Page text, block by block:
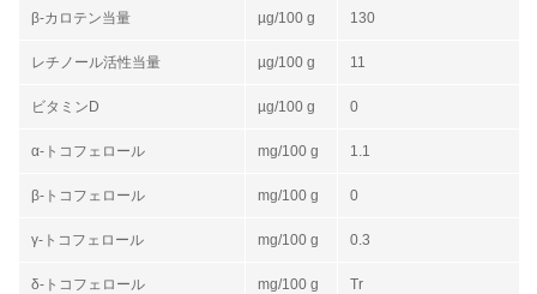
β-カロテン当量 µg/100 g 130
レチノール活性当量 µg/100 g 11
ビタミンD µg/100 g 0
α-トコフェロール mg/100 g 1.1
β-トコフェロール mg/100 g 0
γ-トコフェロール mg/100 g 0.3
δ-トコフェロール mg/100 g Tr